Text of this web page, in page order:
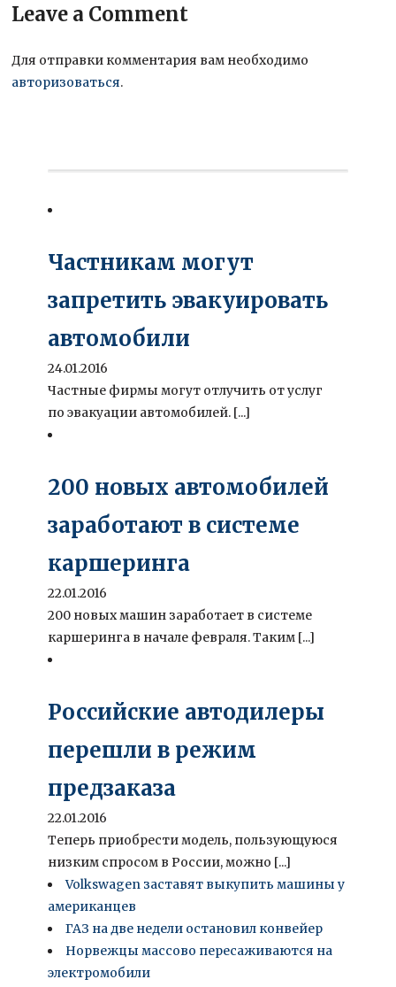
Leave a Comment
Для отправки комментария вам необходимо
авторизоваться.
Частникам могут
запретить эвакуировать
автомобили
24.01.2016
Частные фирмы могут отлучить от услуг
по эвакуации автомобилей. [...]
200 новых автомобилей
заработают в системе
каршеринга
22.01.2016
200 новых машин заработает в системе
каршеринга в начале февраля. Таким [...]
Российские автодилеры
перешли в режим
предзаказа
22.01.2016
Теперь приобрести модель, пользующуюся
низким спросом в России, можно [...]
Volkswagen заставят выкупить машины у
американцев
ГАЗ на две недели остановил конвейер
Норвежцы массово пересаживаются на
электромобили